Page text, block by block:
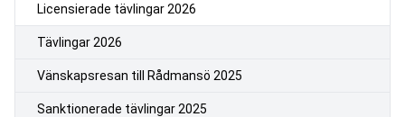
Licensierade tävlingar 2026
Tävlingar 2026
Vänskapsresan till Rådmansö 2025
Sanktionerade tävlingar 2025